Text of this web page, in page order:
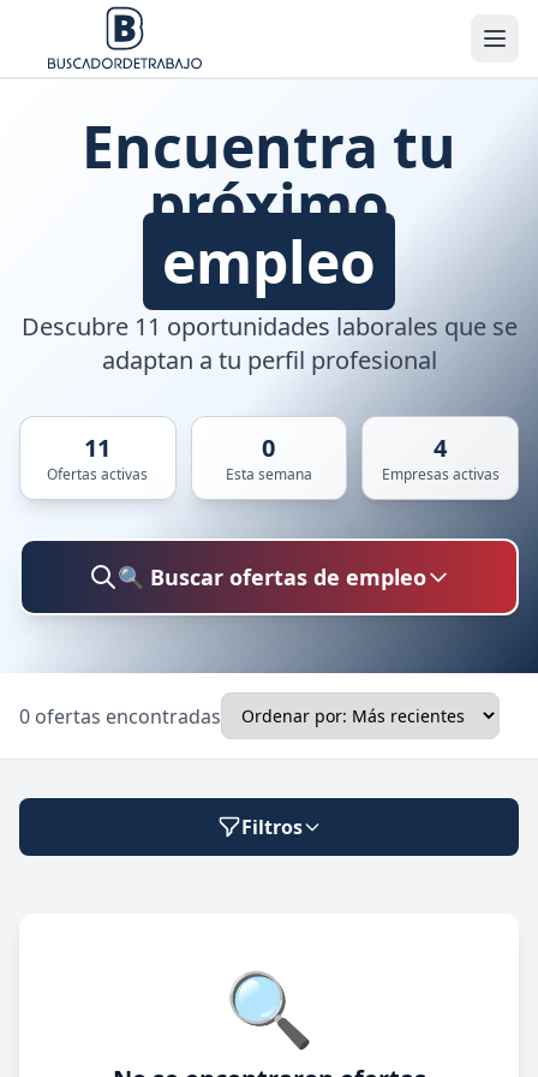
Encuentra tu
próximo
empleo
Descubre 11 oportunidades laborales que se
adaptan a tu perfil profesional
11
Ofertas activas
0
Esta semana
4
Empresas activas
🔍 Buscar ofertas de empleo
Ubicación
🔍 Buscar
0 ofertas encontradas
Filtros
Modalidad de trabajo🔍